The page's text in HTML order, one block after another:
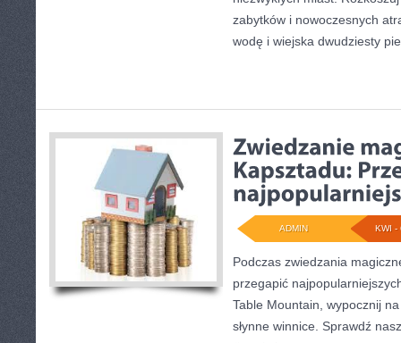
zabytków i nowoczesnych
wodę i wiejska dwudziesty
KWI -
ADMIN
Podczas zwiedzania
przegapić
Table Mountain, wypocznij
słynne winnice. Sprawdź